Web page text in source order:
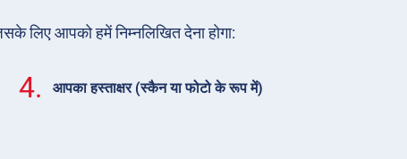
लिए आपको हमें निम्नलिखित देना होगा:
4. आपका हस्ताक्षर (स्कैन या फोटो के रूप में)